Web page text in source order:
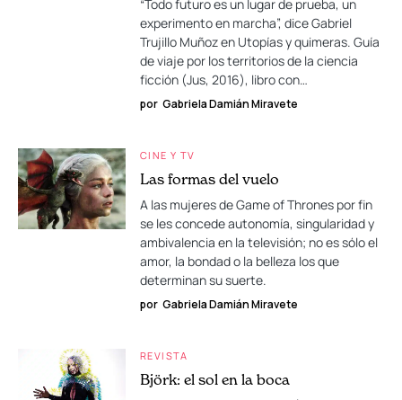
“Todo futuro es un lugar de prueba, un
experimento en marcha”, dice Gabriel
Trujillo Muñoz en Utopías y quimeras. Guía
de viaje por los territorios de la ciencia
ficción (Jus, 2016), libro con…
por Gabriela Damián Miravete
CINE Y TV
Las formas del vuelo
A las mujeres de Game of Thrones por fin
se les concede autonomía, singularidad y
ambivalencia en la televisión; no es sólo el
amor, la bondad o la belleza los que
determinan su suerte.
por Gabriela Damián Miravete
REVISTA
Björk: el sol en la boca